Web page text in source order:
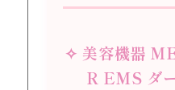
✧ 美容機器
R EMS ダ